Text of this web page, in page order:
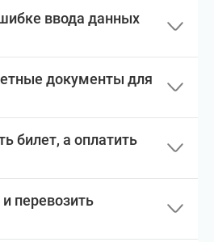
ввода данных
документы для
билет, а оплатить
перевозить